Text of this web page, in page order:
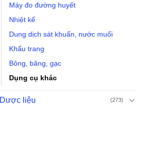
Máy đo đường huyết
Nhiệt kế
Dung dịch sát khuẩn, nước muối
Khẩu trang
Bông, băng, gạc
Dụng cụ khác
Dược liệu (273)